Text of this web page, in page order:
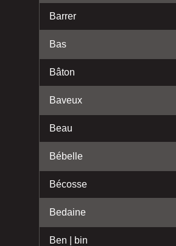
Barrer
Bas
Bâton
Baveux
Beau
Bébelle
Bécosse
Bedaine
Ben | bin